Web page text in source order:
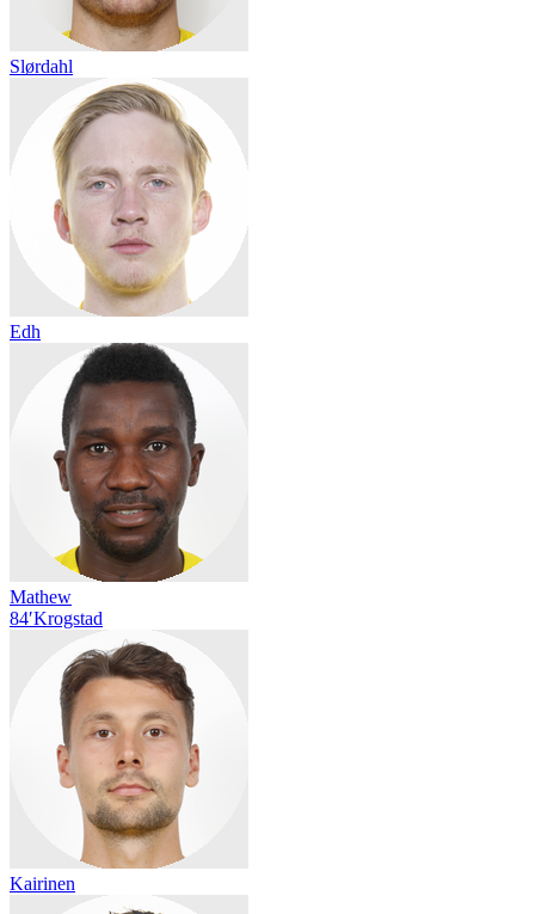
Slørdahl
Edh
Mathew
84′Krogstad
Kairinen